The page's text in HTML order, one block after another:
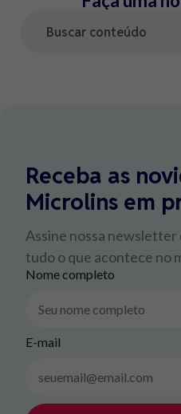
Receba as
Microlins em
Assine nossa
tudo o que acontece no
Nome completo
E-mail